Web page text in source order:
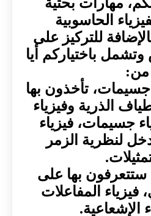
الحاسوبية
للتركيز على
باختياركم أيا
من:
تأخذون بها
الذرية وفيزياء
جسيمات، فيزياء
لنظرية الزمر
ستتعرفون بها على
فيزياء المفاعلات
الإشعاعية.